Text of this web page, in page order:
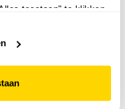
toestaan" te klikken.